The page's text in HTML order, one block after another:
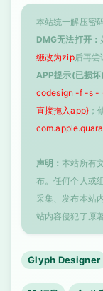
本站统一解压密
DMG无法打开：
缀改为zip后再尝
APP提示(已损坏
codesign -f -s -
直接拖入app}；
声明：本站所有
布。任何个人或
采集、发布本站
站内容侵犯了原
Glyph Designer